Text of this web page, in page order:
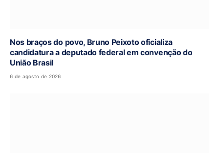
Nos braços do povo, Bruno Peixoto oficializa
candidatura a deputado federal em convenção do
União Brasil
6 de agosto de 2026